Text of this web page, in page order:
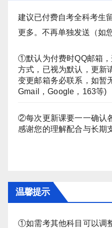
建议已付费自考全科考生
更多。不再单独发送（如
①默认为付费时QQ邮箱
方式，已视为默认，更新
变更邮箱务必联系，如暂
Gmail，Google，163等)
②每次更新课要一一确认
感谢您的理解配合与长期
温馨提示
①如需考其他科目可以调